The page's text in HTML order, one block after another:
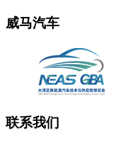
威马汽车
联系我们